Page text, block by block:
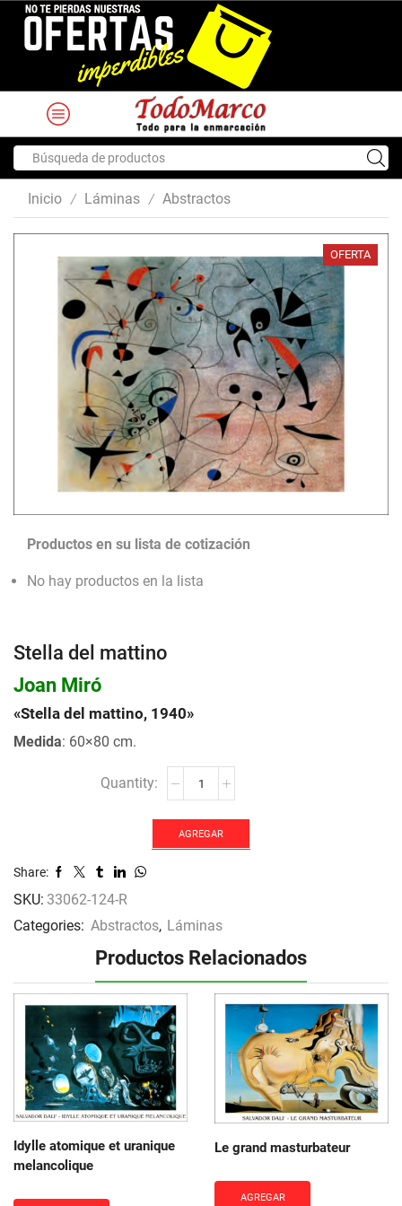
input
Inicio / Láminas / Abstractos
OFERTA
Productos en su lista de cotización
No hay productos en la lista
Stella del mattino
Joan Miró
«Stella del mattino, 1940»
Medida: 60×80 cm.
cantidad
AGREGAR
Share:
SKU: 33062-124-R
Categories: Abstractos, Láminas
Productos Relacionados
Idylle atomique et uranique
melancolique
Le grand masturbateur
AGREGAR